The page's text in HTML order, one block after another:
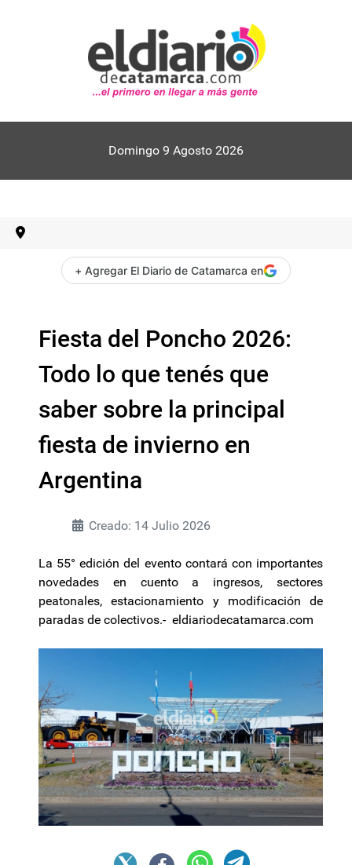
Domingo 9 Agosto 2026
+ Agregar El Diario de Catamarca en
Fiesta del Poncho 2026:
Todo lo que tenés que
saber sobre la principal
fiesta de invierno en
Argentina
Creado: 14 Julio 2026
La 55° edición del evento contará con importantes
novedades en cuento a ingresos, sectores
peatonales, estacionamiento y modificación de
paradas de colectivos.- eldiariodecatamarca.com